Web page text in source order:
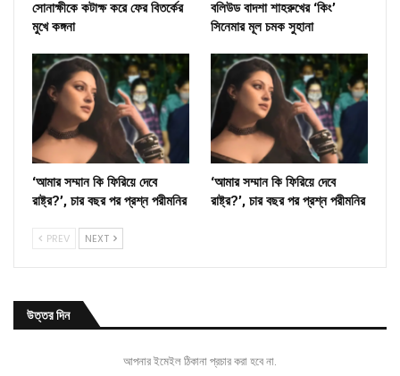
সোনাক্ষীকে কটাক্ষ করে ফের বিতর্কের
মুখে কঙ্গনা
বলিউড বাদশা শাহরুখের ‘কিং’
সিনেমার মূল চমক সুহানা
‘আমার সম্মান কি ফিরিয়ে দেবে
রাষ্ট্র?’, চার বছর পর প্রশ্ন পরীমনির
‘আমার সম্মান কি ফিরিয়ে দেবে
রাষ্ট্র?’, চার বছর পর প্রশ্ন পরীমনির
PREV NEXT
উত্তর দিন
আপনার ইমেইল ঠিকানা প্রচার করা হবে না.